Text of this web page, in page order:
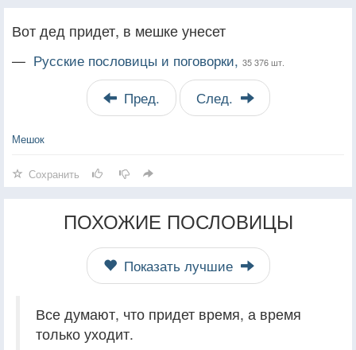
Вот дед придет, в мешке унесет
— Русские пословицы и поговорки, 35 376 шт.
Пред. След.
Мешок
Сохранить
ПОХОЖИЕ ПОСЛОВИЦЫ
Показать лучшие
Все думают, что придет время, а время
только уходит.